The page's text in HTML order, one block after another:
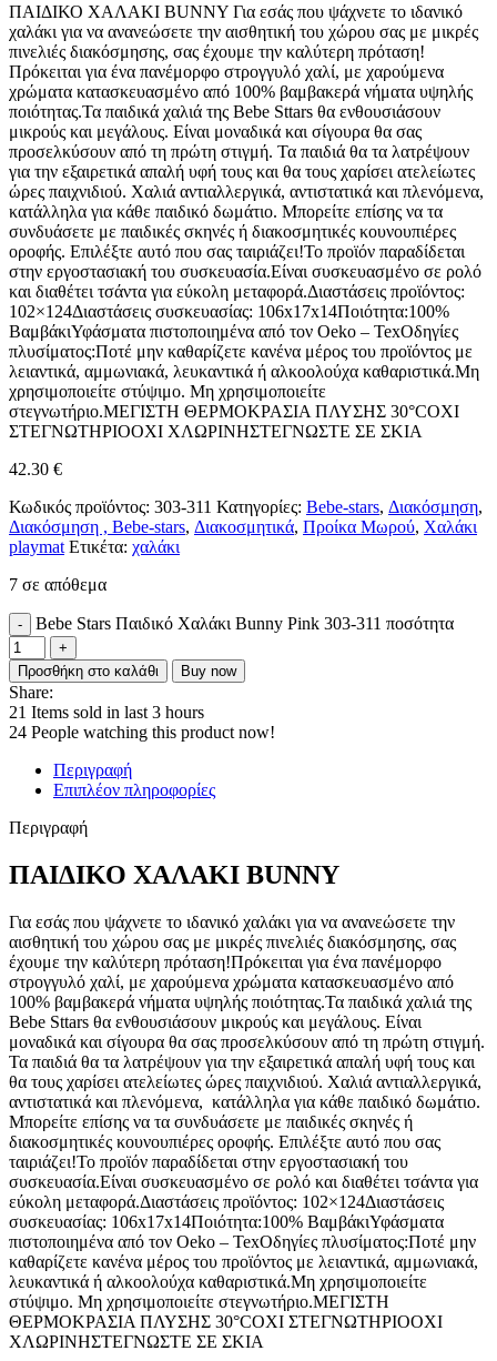
ΠΑΙΔΙΚΟ ΧΑΛΑΚΙ BUNNY Για εσάς που ψάχνετε το ιδανικό
χαλάκι για να ανανεώσετε την αισθητική του χώρου σας με μικρές
πινελιές διακόσμησης, σας έχουμε την καλύτερη πρόταση!
Πρόκειται για ένα πανέμορφο στρογγυλό χαλί, με χαρούμενα
χρώματα κατασκευασμένο από 100% βαμβακερά νήματα υψηλής
ποιότητας.Τα παιδικά χαλιά της Bebe Sttars θα ενθουσιάσουν
μικρούς και μεγάλους. Είναι μοναδικά και σίγουρα θα σας
προσελκύσουν από τη πρώτη στιγμή. Τα παιδιά θα τα λατρέψουν
για την εξαιρετικά απαλή υφή τους και θα τους χαρίσει ατελείωτες
ώρες παιχνιδιού. Χαλιά αντιαλλεργικά, αντιστατικά και πλενόμενα,
κατάλληλα για κάθε παιδικό δωμάτιο. Μπορείτε επίσης να τα
συνδυάσετε με παιδικές σκηνές ή διακοσμητικές κουνουπιέρες
οροφής. Επιλέξτε αυτό που σας ταιριάζει!Το προϊόν παραδίδεται
στην εργοστασιακή του συσκευασία.Eίναι συσκευασμένο σε ρολό
και διαθέτει τσάντα για εύκολη μεταφορά.Διαστάσεις προϊόντος:
102×124Διαστάσεις συσκευασίας: 106x17x14Ποιότητα:100%
ΒαμβάκιΥφάσματα πιστοποιημένα από τον Oeko – TexΟδηγίες
πλυσίματος:Ποτέ μην καθαρίζετε κανένα μέρος του προϊόντος με
λειαντικά, αμμωνιακά, λευκαντικά ή αλκοολούχα καθαριστικά.Μη
χρησιμοποιείτε στύψιμο. Μη χρησιμοποιείτε
στεγνωτήριο.ΜΕΓΙΣΤΗ ΘΕΡΜΟΚΡΑΣΙΑ ΠΛΥΣΗΣ 30°CΟΧΙ
ΣΤΕΓΝΩΤΗΡΙΟΟΧΙ ΧΛΩΡΙΝΗΣΤΕΓΝΩΣΤΕ ΣΕ ΣΚΙΑ
42.30 €
Κωδικός προϊόντος: 303-311 Κατηγορίες: Bebe-stars, Διακόσμηση,
Διακόσμηση , Bebe-stars, Διακοσμητικά, Προίκα Μωρού, Χαλάκι
playmat Ετικέτα: χαλάκι
7 σε απόθεμα
Bebe Stars Παιδικό Χαλάκι Bunny Pink 303-311 ποσότητα
Προσθήκη στο καλάθι Buy now
Share:
21 Items sold in last 3 hours
24 People watching this product now!
Περιγραφή
Επιπλέον πληροφορίες
Περιγραφή
ΠΑΙΔΙΚΟ ΧΑΛΑΚΙ BUNNY
Για εσάς που ψάχνετε το ιδανικό χαλάκι για να ανανεώσετε την
αισθητική του χώρου σας με μικρές πινελιές διακόσμησης, σας
έχουμε την καλύτερη πρόταση!Πρόκειται για ένα πανέμορφο
στρογγυλό χαλί, με χαρούμενα χρώματα κατασκευασμένο από
100% βαμβακερά νήματα υψηλής ποιότητας.Τα παιδικά χαλιά της
Bebe Sttars θα ενθουσιάσουν μικρούς και μεγάλους. Είναι
μοναδικά και σίγουρα θα σας προσελκύσουν από τη πρώτη στιγμή.
Τα παιδιά θα τα λατρέψουν για την εξαιρετικά απαλή υφή τους και
θα τους χαρίσει ατελείωτες ώρες παιχνιδιού. Χαλιά αντιαλλεργικά,
αντιστατικά και πλενόμενα, κατάλληλα για κάθε παιδικό δωμάτιο.
Μπορείτε επίσης να τα συνδυάσετε με παιδικές σκηνές ή
διακοσμητικές κουνουπιέρες οροφής. Επιλέξτε αυτό που σας
ταιριάζει!Το προϊόν παραδίδεται στην εργοστασιακή του
συσκευασία.Eίναι συσκευασμένο σε ρολό και διαθέτει τσάντα για
εύκολη μεταφορά.Διαστάσεις προϊόντος: 102×124Διαστάσεις
συσκευασίας: 106x17x14Ποιότητα:100% ΒαμβάκιΥφάσματα
πιστοποιημένα από τον Oeko – TexΟδηγίες πλυσίματος:Ποτέ μην
καθαρίζετε κανένα μέρος του προϊόντος με λειαντικά, αμμωνιακά,
λευκαντικά ή αλκοολούχα καθαριστικά.Μη χρησιμοποιείτε
στύψιμο. Μη χρησιμοποιείτε στεγνωτήριο.ΜΕΓΙΣΤΗ
ΘΕΡΜΟΚΡΑΣΙΑ ΠΛΥΣΗΣ 30°CΟΧΙ ΣΤΕΓΝΩΤΗΡΙΟΟΧΙ
ΧΛΩΡΙΝΗΣΤΕΓΝΩΣΤΕ ΣΕ ΣΚΙΑ